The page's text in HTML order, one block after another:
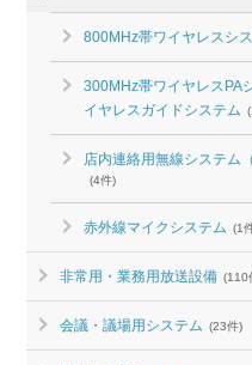
800MHz帯ワイヤレスシ
300MHz帯ワイヤレスPA
イヤレスガイドシステム
店内連絡用無線システム
(4件)
赤外線マイクシステム (1
非常用・業務用放送設備 (110
会議・議場用システム (23件)